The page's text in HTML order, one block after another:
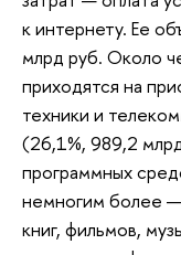
к интернету. Ее
млрд руб. Около
приходятся на
техники и
(26,1%, 989,2
программных
немногим более
книг, фильмов,